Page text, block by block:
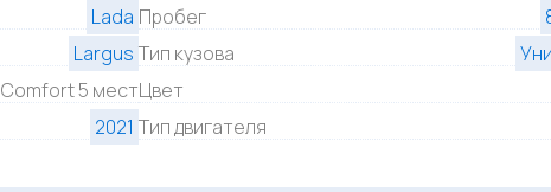
Lada
Largus
Comfort 5 мест
2021
Пробег
Тип кузова
Цвет
Тип двигателя